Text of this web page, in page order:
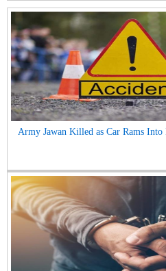
Army Jawan Killed as Car Rams Into